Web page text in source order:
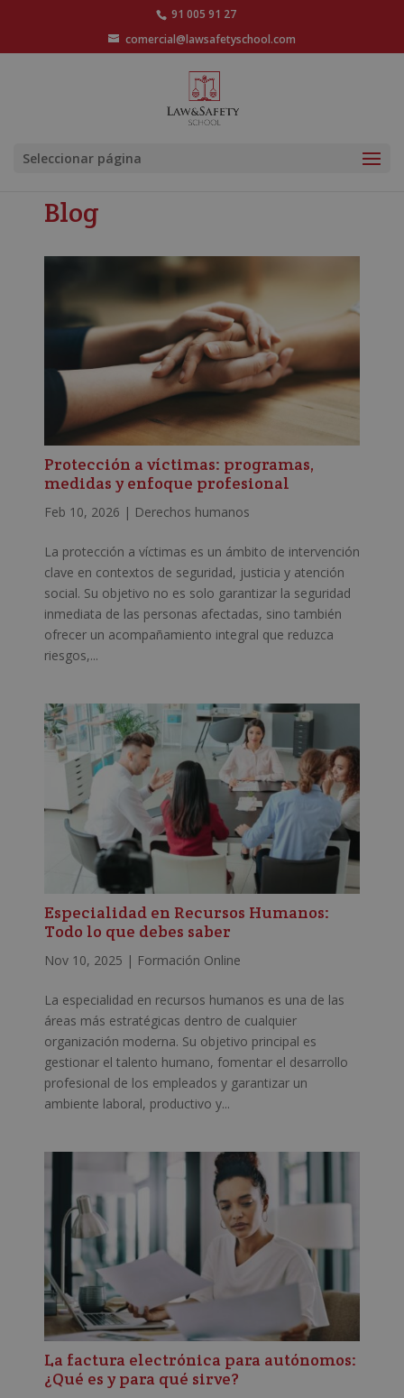
91 005 91 27
comercial@lawsafetyschool.com
Seleccionar página
Blog
Protección a víctimas: programas,
medidas y enfoque profesional
Feb 10, 2026 | Derechos humanos
La protección a víctimas es un ámbito de intervención
clave en contextos de seguridad, justicia y atención
social. Su objetivo no es solo garantizar la seguridad
inmediata de las personas afectadas, sino también
ofrecer un acompañamiento integral que reduzca
riesgos,...
Especialidad en Recursos Humanos:
Todo lo que debes saber
Nov 10, 2025 | Formación Online
La especialidad en recursos humanos es una de las
áreas más estratégicas dentro de cualquier
organización moderna. Su objetivo principal es
gestionar el talento humano, fomentar el desarrollo
profesional de los empleados y garantizar un
ambiente laboral, productivo y...
La factura electrónica para autónomos:
¿Qué es y para qué sirve?